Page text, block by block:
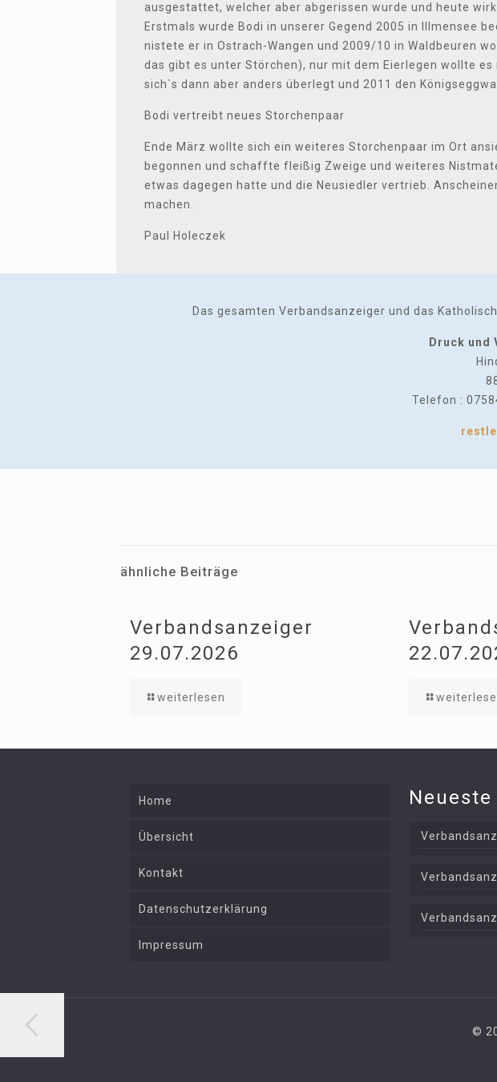
ausgestattet, welcher aber abgerissen wurde und heute
Erstmals wurde Bodi in unserer Gegend 2005 in lllmensee
nistete er in Ostrach-Wangen und 2009/10 in Waldbeuren
das gibt es unter Störchen), nur mit dem Eierlegen wollte
sich`s dann aber anders überlegt und 2011 den
Bodi vertreibt neues Storchenpaar
Ende März wollte sich ein weiteres Storchenpaar im Ort
begonnen und schaffte fleißig Zweige und weiteres
etwas dagegen hatte und die Neusiedler vertrieb.
machen.
Paul Holeczek
Das gesamten Verbandsanzeiger und das
Druck und
Telefon :
ähnliche Beiträge
Verbandsanzeiger
29.07.2026
weiterlesen
Home
Übersicht
Kontakt
Datenschutzerklärung
Impressum
©